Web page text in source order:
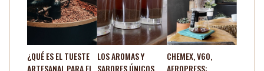
¿QUÉ ES EL TUESTE
LOS AROMAS Y
CHEMEX, V60,